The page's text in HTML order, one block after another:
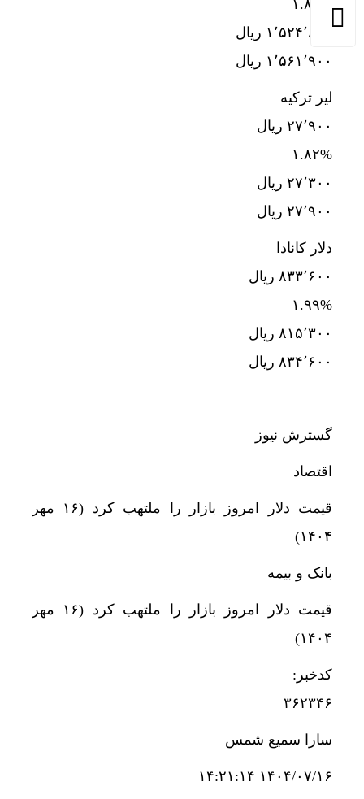
۱.۸۵%
۱٬۵۲۴٬۸۰۰ ریال
۱٬۵۶۱٬۹۰۰ ریال
لیر ترکیه
۲۷٬۹۰۰ ریال
۱.۸۲%
۲۷٬۳۰۰ ریال
۲۷٬۹۰۰ ریال
دلار کانادا
۸۳۳٬۶۰۰ ریال
۱.۹۹%
۸۱۵٬۳۰۰ ریال
۸۳۴٬۶۰۰ ریال
گسترش نیوز
اقتصاد
قیمت دلار امروز بازار را ملتهب کرد (۱۶ مهر
۱۴۰۴)
بانک و بیمه
قیمت دلار امروز بازار را ملتهب کرد (۱۶ مهر
۱۴۰۴)
کدخبر:
۳۶۲۳۴۶
سارا سمیع شمس
۱۴۰۴/۰۷/۱۶ ۱۴:۲۱:۱۴